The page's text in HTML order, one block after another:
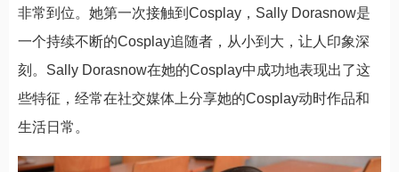
非常到位。她第一次接触到Cosplay，Sally Dorasnow是
一个持续不断的Cosplay追随者，从小到大，让人印象深
刻。Sally Dorasnow在她的Cosplay中成功地表现出了这
些特征，经常在社交媒体上分享她的Cosplay动时作品和
生活日常。